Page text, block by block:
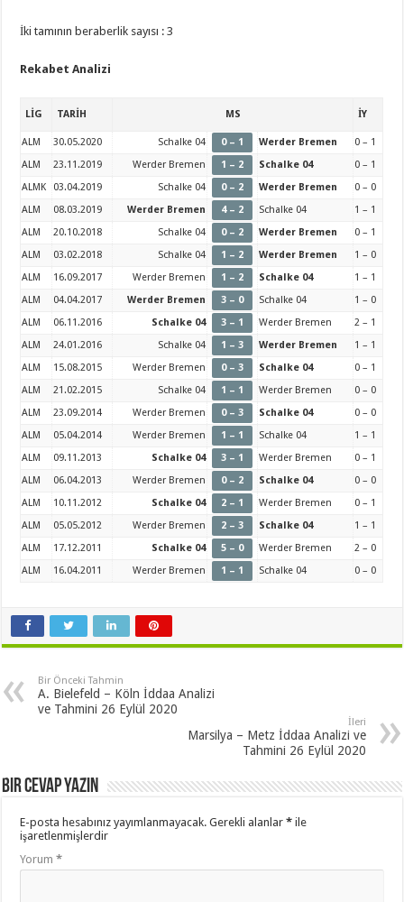
İki tamının beraberlik sayısı : 3
Rekabet Analizi
LİG TARİH MS İY
ALM 30.05.2020 Schalke 04 0 – 1 Werder Bremen
0 – 1
ALM
23.11.2019 Werder Bremen 1 – 2 Schalke 04
0 – 1
ALMK
03.04.2019 Schalke 04 0 – 2 Werder Bremen
0 – 0
ALM
08.03.2019 Werder Bremen 4 – 2 Schalke 04
1 – 1
ALM
20.10.2018 Schalke 04 0 – 2 Werder Bremen
0 – 1
ALM
03.02.2018 Schalke 04 1 – 2 Werder Bremen
1 – 0
ALM
16.09.2017 Werder Bremen 1 – 2 Schalke 04
1 – 1
ALM
04.04.2017 Werder Bremen 3 – 0 Schalke 04
1 – 0
ALM
06.11.2016 Schalke 04 3 – 1 Werder Bremen
2 – 1
ALM
24.01.2016 Schalke 04 1 – 3 Werder Bremen
1 – 1
ALM
15.08.2015 Werder Bremen 0 – 3 Schalke 04
0 – 1
ALM
21.02.2015 Schalke 04 1 – 1 Werder Bremen
0 – 0
ALM
23.09.2014 Werder Bremen 0 – 3 Schalke 04
0 – 0
ALM
05.04.2014 Werder Bremen 1 – 1 Schalke 04
1 – 1
ALM
09.11.2013 Schalke 04 3 – 1 Werder Bremen
0 – 1
ALM
06.04.2013 Werder Bremen 0 – 2 Schalke 04
0 – 0
ALM
10.11.2012 Schalke 04 2 – 1 Werder Bremen
0 – 1
ALM
05.05.2012 Werder Bremen 2 – 3 Schalke 04
1 – 1
ALM
17.12.2011 Schalke 04 5 – 0 Werder Bremen
2 – 0
ALM
16.04.2011 Werder Bremen 1 – 1 Schalke 04 0 – 0
Bir Önceki Tahmin
A. Bielefeld – Köln İddaa Analizi
ve Tahmini 26 Eylül 2020
İleri
Marsilya – Metz İddaa Analizi ve
Tahmini 26 Eylül 2020
Bir cevap yazın
E-posta hesabınız yayımlanmayacak. Gerekli alanlar* ile
işaretlenmişlerdir
Yorum*